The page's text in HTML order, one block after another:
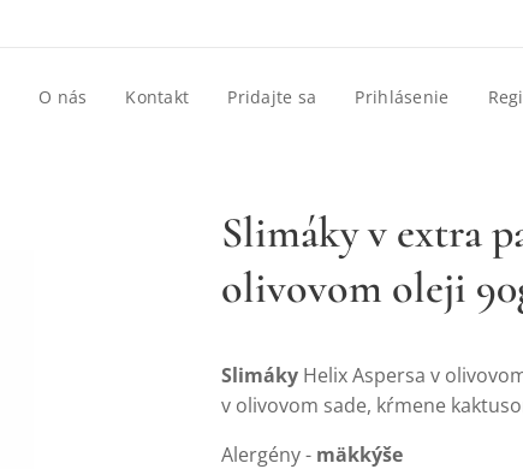
O nás Kontakt Pridajte sa Prihlásenie
Slimáky v extra
olivovom oleji
Slimáky Helix Aspersa v
v olivovom sade, kŕmene
Alergény - mäkkýše